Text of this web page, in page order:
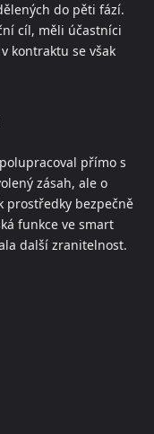
do pěti fází.
cíl, měli účastníci
kontraktu se však
přímo s
zásah, ale o
prostředky bezpečně
funkce ve smart
další zranitelnost.